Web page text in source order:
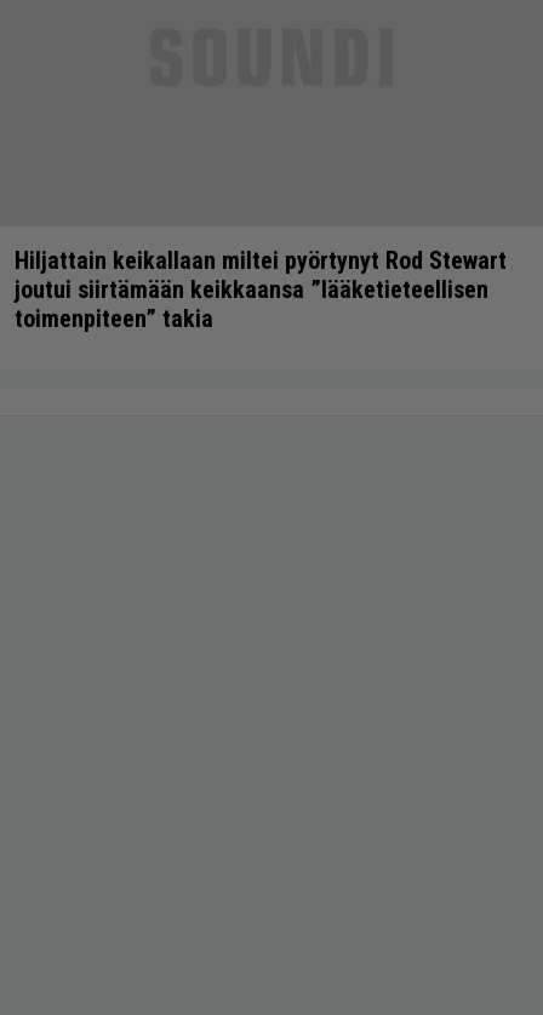
Hiljattain keikallaan miltei pyörtynyt Rod Stewart
joutui siirtämään keikkaansa ”lääketieteellisen
toimenpiteen” takia